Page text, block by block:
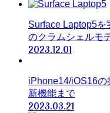
Surface Laptop5
のクラムシェルモ
2023.12.01
iPhone14/iOS16の
新機能まで
2023.03.21